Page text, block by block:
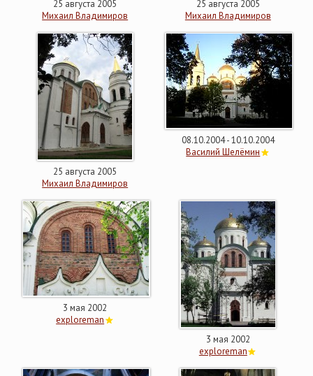
25 августа 2005
Михаил Владимиров
25 августа 2005
Михаил Владимиров
25 августа 2005
Михаил Владимиров
08.10.2004 - 10.10.2004
Василий Шелёмин
3 мая 2002
exploreman
3 мая 2002
exploreman